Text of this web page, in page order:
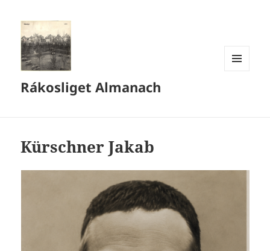
Rákosliget Almanach
Kürschner Jakab